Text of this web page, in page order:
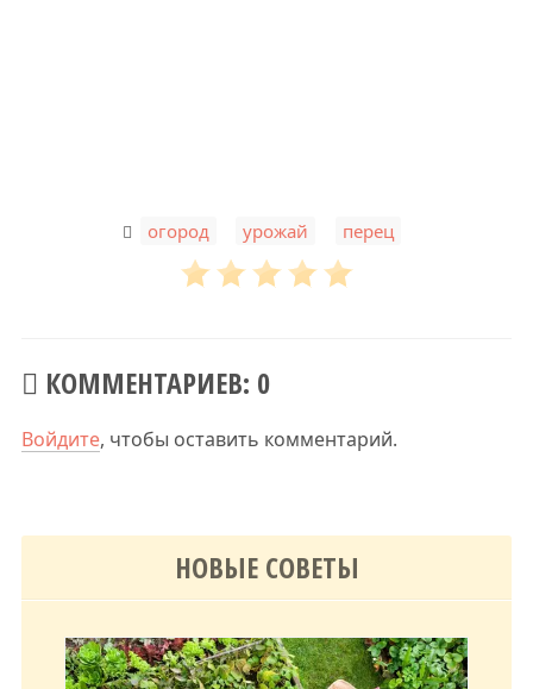
огород урожай перец
КОММЕНТАРИЕВ: 0
Войдите, чтобы оставить комментарий.
НОВЫЕ СОВЕТЫ